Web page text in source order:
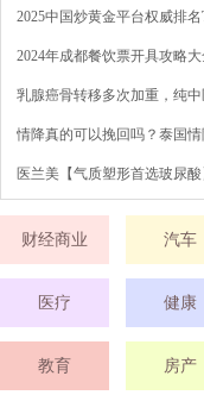
2025中国炒黄金平台权威排
2024年成都餐饮票开具攻略大
乳腺癌骨转移多次加重，纯
情降真的可以挽回吗？泰国
情裂
医兰美【气质塑形首选玻尿
财经商业 汽车
健康
医疗
教育 房产